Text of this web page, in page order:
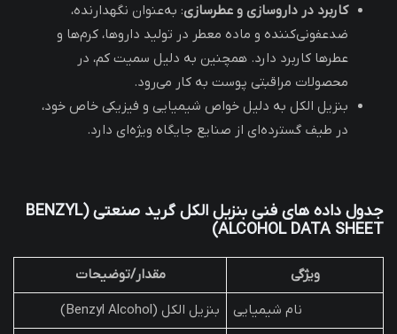
کاربرد در داروسازی و عطرسازی: به‌عنوان نگهدارنده،
ضدعفونی‌کننده و ماده معطر در تولید داروها، کرم‌ها و
عطرها کاربرد دارد. همچنین به دلیل سمیت کم، در
محصولات مراقبتی پوست به کار می‌رود.
بنزیل الکل به دلیل خواص شیمیایی و فیزیکی خاص خود،
در طیف گسترده‌ای از صنایع جایگاه ویژه‌ای دارد.
جدول داده های فنی بنزیل الکل گرید صنعتی (BENZYL
ALCOHOL DATA SHEET)
ویژگی
مقدار/توضیحات
نام شیمیایی
بنزیل الکل (Benzyl Alcohol)